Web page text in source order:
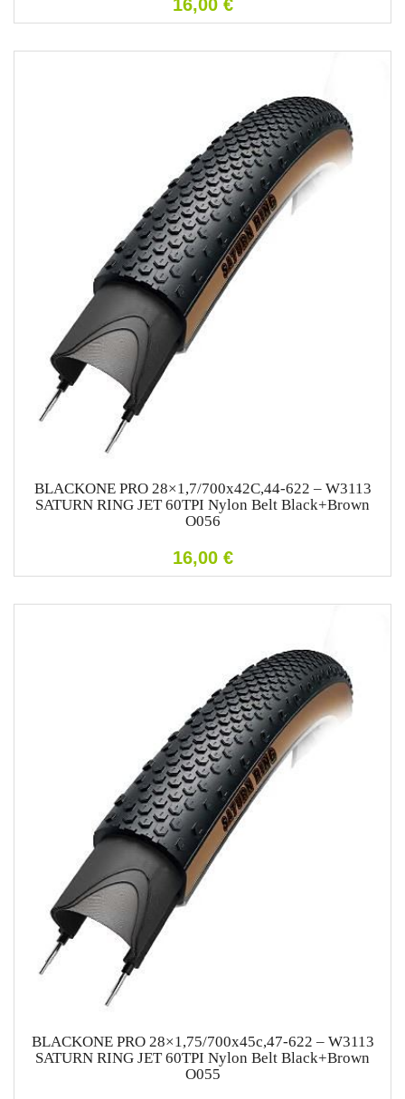
16,00 €
BLACKONE PRO 28×1,7/700x42C,44-622 – W3113
SATURN RING JET 60TPI Nylon Belt Black+Brown
O056
16,00 €
BLACKONE PRO 28×1,75/700x45c,47-622 – W3113
SATURN RING JET 60TPI Nylon Belt Black+Brown
O055